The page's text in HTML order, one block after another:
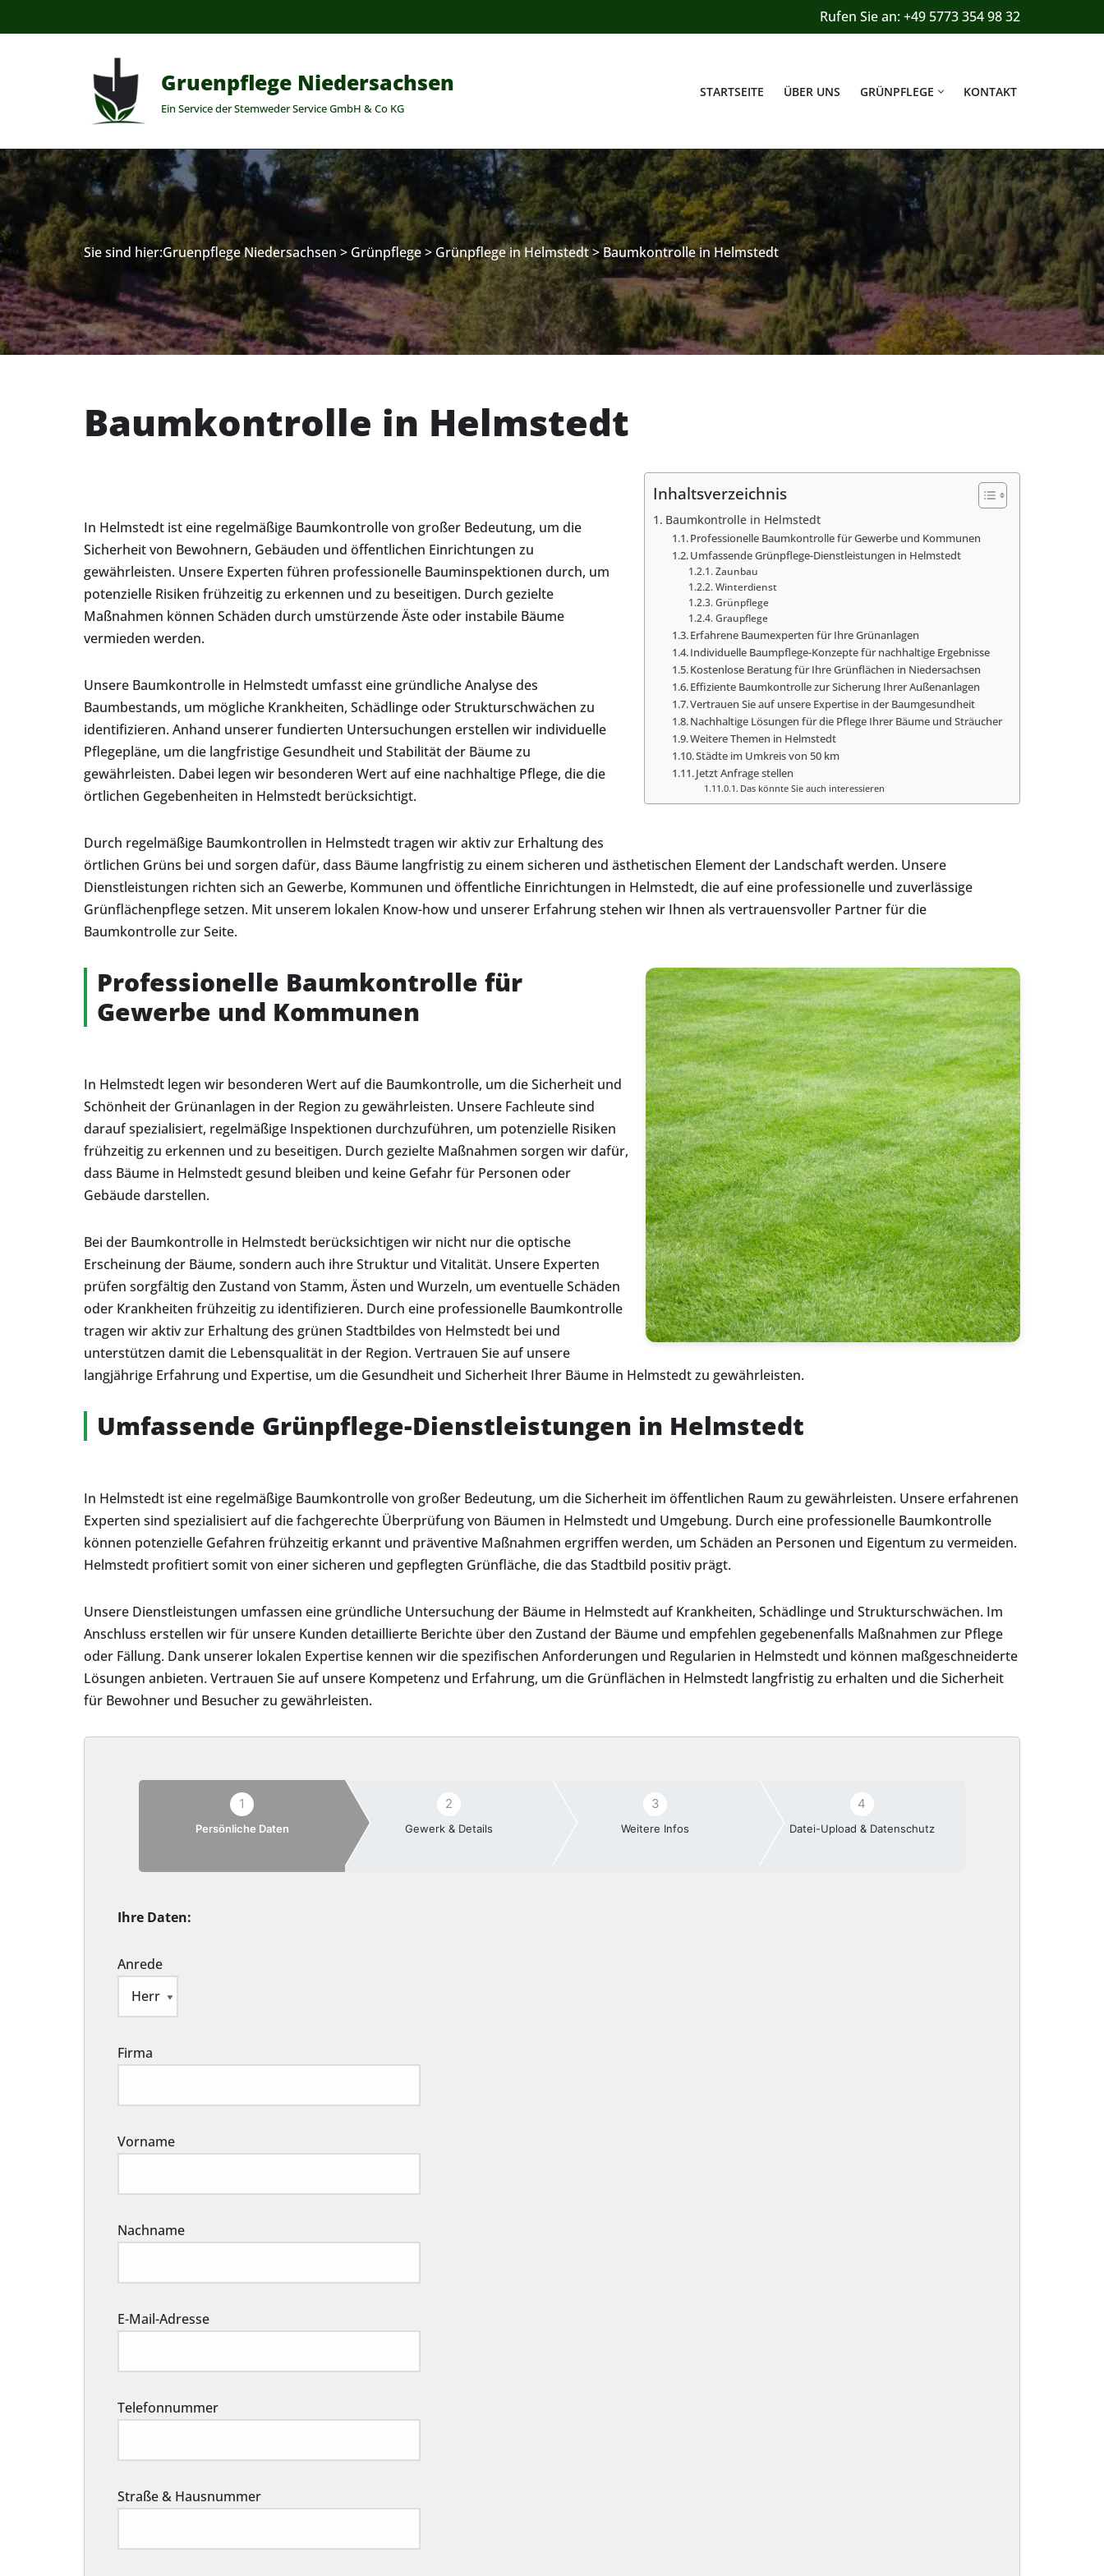
Rufen Sie an: +49 5773 354 98 32
Gruenpflege Niedersachsen
Ein Service der Stemweder Service GmbH & Co KG
STARTSEITE ÜBER UNS GRÜNPFLEGE KONTAKT
Sie sind hier:Gruenpflege Niedersachsen > Grünpflege> Grünpflege in Helmstedt>Baumkontrolle in Helmstedt
Baumkontrolle in Helmstedt
Inhaltsverzeichnis
Baumkontrolle in Helmstedt
Professionelle Baumkontrolle für Gewerbe und Kommunen
Umfassende Grünpflege-Dienstleistungen in Helmstedt
Zaunbau
Winterdienst
Grünpflege
Graupflege
Erfahrene Baumexperten für Ihre Grünanlagen
Individuelle Baumpflege-Konzepte für nachhaltige Ergebnisse
Kostenlose Beratung für Ihre Grünflächen in Niedersachsen
Effiziente Baumkontrolle zur Sicherung Ihrer Außenanlagen
Vertrauen Sie auf unsere Expertise in der Baumgesundheit
Nachhaltige Lösungen für die Pflege Ihrer Bäume und Sträucher
Weitere Themen in Helmstedt
Städte im Umkreis von 50 km
Jetzt Anfrage stellen
Das könnte Sie auch interessieren
In Helmstedt ist eine regelmäßige Baumkontrolle von großer Bedeutung, um die
Sicherheit von Bewohnern, Gebäuden und öffentlichen Einrichtungen zu
gewährleisten. Unsere Experten führen professionelle Bauminspektionen durch, um
potenzielle Risiken frühzeitig zu erkennen und zu beseitigen. Durch gezielte
Maßnahmen können Schäden durch umstürzende Äste oder instabile Bäume
vermieden werden.
Unsere Baumkontrolle in Helmstedt umfasst eine gründliche Analyse des
Baumbestands, um mögliche Krankheiten, Schädlinge oder Strukturschwächen zu
identifizieren. Anhand unserer fundierten Untersuchungen erstellen wir individuelle
Pflegepläne, um die langfristige Gesundheit und Stabilität der Bäume zu
gewährleisten. Dabei legen wir besonderen Wert auf eine nachhaltige Pflege, die die
örtlichen Gegebenheiten in Helmstedt berücksichtigt.
Durch regelmäßige Baumkontrollen in Helmstedt tragen wir aktiv zur Erhaltung des
örtlichen Grüns bei und sorgen dafür, dass Bäume langfristig zu einem sicheren und ästhetischen Element der Landschaft werden. Unsere
Dienstleistungen richten sich an Gewerbe, Kommunen und öffentliche Einrichtungen in Helmstedt, die auf eine professionelle und zuverlässige
Grünflächenpflege setzen. Mit unserem lokalen Know-how und unserer Erfahrung stehen wir Ihnen als vertrauensvoller Partner für die
Baumkontrolle zur Seite.
Professionelle Baumkontrolle für
Gewerbe und Kommunen
In Helmstedt legen wir besonderen Wert auf die Baumkontrolle, um die Sicherheit und
Schönheit der Grünanlagen in der Region zu gewährleisten. Unsere Fachleute sind
darauf spezialisiert, regelmäßige Inspektionen durchzuführen, um potenzielle Risiken
frühzeitig zu erkennen und zu beseitigen. Durch gezielte Maßnahmen sorgen wir dafür,
dass Bäume in Helmstedt gesund bleiben und keine Gefahr für Personen oder
Gebäude darstellen.
Bei der Baumkontrolle in Helmstedt berücksichtigen wir nicht nur die optische
Erscheinung der Bäume, sondern auch ihre Struktur und Vitalität. Unsere Experten
prüfen sorgfältig den Zustand von Stamm, Ästen und Wurzeln, um eventuelle Schäden
oder Krankheiten frühzeitig zu identifizieren. Durch eine professionelle Baumkontrolle
tragen wir aktiv zur Erhaltung des grünen Stadtbildes von Helmstedt bei und
unterstützen damit die Lebensqualität in der Region. Vertrauen Sie auf unsere
langjährige Erfahrung und Expertise, um die Gesundheit und Sicherheit Ihrer Bäume in Helmstedt zu gewährleisten.
Umfassende Grünpflege-Dienstleistungen in Helmstedt
In Helmstedt ist eine regelmäßige Baumkontrolle von großer Bedeutung, um die Sicherheit im öffentlichen Raum zu gewährleisten. Unsere erfahrenen
Experten sind spezialisiert auf die fachgerechte Überprüfung von Bäumen in Helmstedt und Umgebung. Durch eine professionelle Baumkontrolle
können potenzielle Gefahren frühzeitig erkannt und präventive Maßnahmen ergriffen werden, um Schäden an Personen und Eigentum zu vermeiden.
Helmstedt profitiert somit von einer sicheren und gepflegten Grünfläche, die das Stadtbild positiv prägt.
Unsere Dienstleistungen umfassen eine gründliche Untersuchung der Bäume in Helmstedt auf Krankheiten, Schädlinge und Strukturschwächen. Im
Anschluss erstellen wir für unsere Kunden detaillierte Berichte über den Zustand der Bäume und empfehlen gegebenenfalls Maßnahmen zur Pflege
oder Fällung. Dank unserer lokalen Expertise kennen wir die spezifischen Anforderungen und Regularien in Helmstedt und können maßgeschneiderte
Lösungen anbieten. Vertrauen Sie auf unsere Kompetenz und Erfahrung, um die Grünflächen in Helmstedt langfristig zu erhalten und die Sicherheit
für Bewohner und Besucher zu gewährleisten.
1
Persönliche Daten
2
Gewerk & Details
3
Weitere Infos
4
Datei-Upload & Datenschutz
Ihre Daten:
Anrede
Firma
Vorname
Nachname
E-Mail-Adresse
Telefonnummer
Straße & Hausnummer